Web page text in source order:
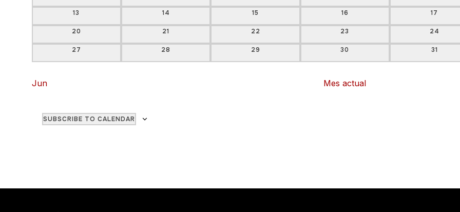
0 EVENTOS
13 0 EVENTOS
14 0 EVENTOS
15 0 EVENTOS
16 0
17
0 EVENTOS
20 0 EVENTOS
21 0 EVENTOS
22 0 EVENTOS
23 0
24
0 EVENTOS
27 0 EVENTOS
28 0 EVENTOS
29 0 EVENTOS
30 0
31
Jun Mes actual
SUBSCRIBE TO CALENDAR